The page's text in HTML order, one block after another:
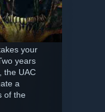
your
years
the UAC
a
of the